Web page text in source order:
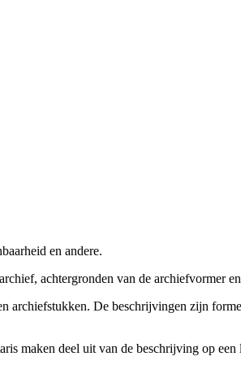
en andere.
achtergronden van de archiefvormer
De beschrijvingen zijn
maken deel uit van de beschrijving op